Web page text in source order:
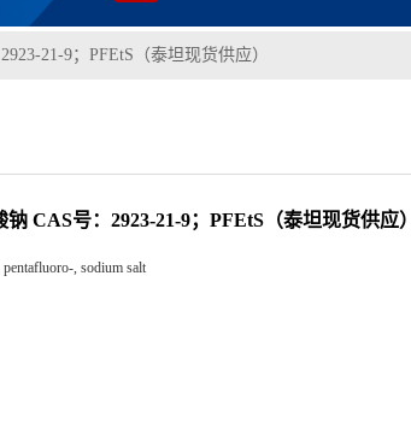
21-9；PFEtS（泰坦现货供应）
CAS号：2923-21-9；PFEtS（泰坦现货供应
, sodium salt